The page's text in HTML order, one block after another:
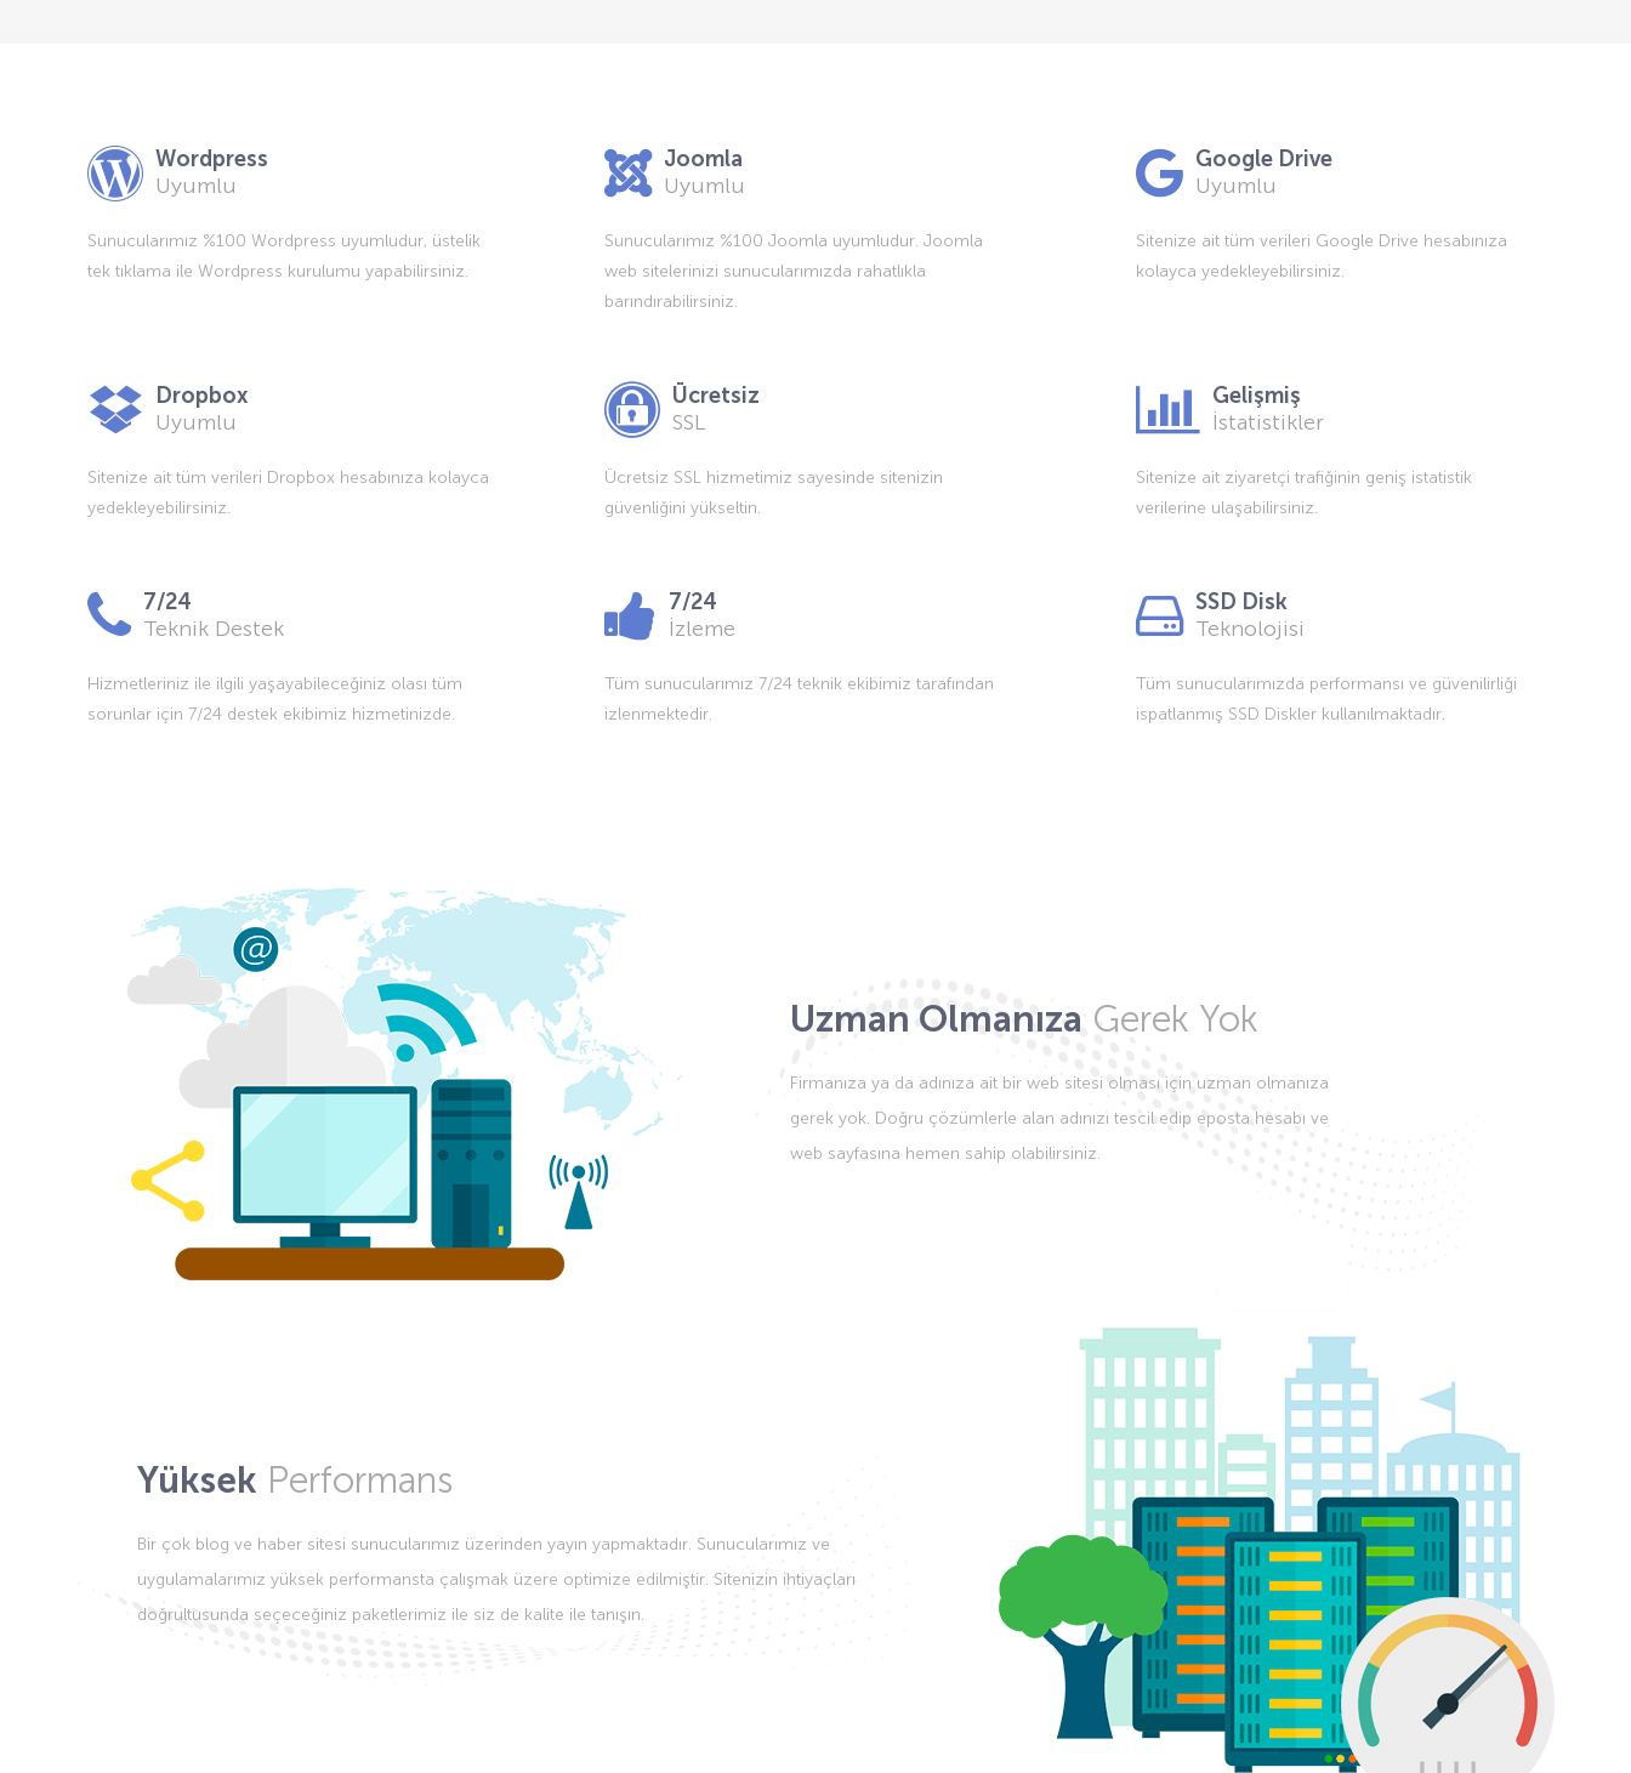
Wordpress
Uyumlu
Sunucularımız %100 Wordpress uyumludur, üstelik
tek tıklama ile Wordpress kurulumu yapabilirsiniz.
Joomla
Uyumlu
Sunucularımız %100 Joomla uyumludur. Joomla
web sitelerinizi sunucularımızda rahatlıkla
barındırabilirsiniz.
Google Drive
Uyumlu
Sitenize ait tüm verileri Google Drive hesabınıza
kolayca yedekleyebilirsiniz.
Dropbox
Uyumlu
Sitenize ait tüm verileri Dropbox hesabınıza kolayca
yedekleyebilirsiniz.
Ücretsiz
SSL
Ücretsiz SSL hizmetimiz sayesinde sitenizin
güvenliğini yükseltin.
Gelişmiş
İstatistikler
Sitenize ait ziyaretçi trafiğinin geniş istatistik
verilerine ulaşabilirsiniz.
7/24
Teknik Destek
Hizmetleriniz ile ilgili yaşayabileceğiniz olası tüm
sorunlar için 7/24 destek ekibimiz hizmetinizde.
7/24
İzleme
Tüm sunucularımız 7/24 teknik ekibimiz tarafından
izlenmektedir.
SSD Disk
Teknolojisi
Tüm sunucularımızda performansı ve güvenilirliği
ispatlanmış SSD Diskler kullanılmaktadır.
Uzman Olmanıza Gerek Yok
Firmanıza ya da adınıza ait bir web sitesi olması için uzman olmanıza
gerek yok. Doğru çözümlerle alan adınızı tescil edip eposta hesabı ve
web sayfasına hemen sahip olabilirsiniz.
Yüksek Performans
Bir çok blog ve haber sitesi sunucularımız üzerinden yayın yapmaktadır. Sunucularımız ve
uygulamalarımız yüksek performansta çalışmak üzere optimize edilmiştir. Sitenizin ihtiyaçları
doğrultusunda seçeceğiniz paketlerimiz ile siz de kalite ile tanışın.